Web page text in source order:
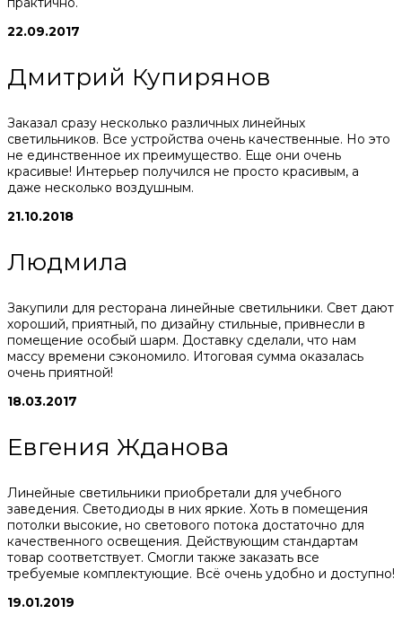
22.09.2017
Дмитрий Купирянов
Заказал сразу несколько различных линейных
светильников. Все устройства очень качественные. Но это
не единственное их преимущество. Еще они очень
красивые! Интерьер получился не просто красивым, а
даже несколько воздушным.
21.10.2018
Людмила
Закупили для ресторана линейные светильники. Свет дают
хороший, приятный, по дизайну стильные, привнесли в
помещение особый шарм. Доставку сделали, что нам
массу времени сэкономило. Итоговая сумма оказалась
очень приятной!
18.03.2017
Евгения Жданова
Линейные светильники приобретали для учебного
заведения. Светодиоды в них яркие. Хоть в помещения
потолки высокие, но светового потока достаточно для
качественного освещения. Действующим стандартам
товар соответствует. Смогли также заказать все
требуемые комплектующие. Всё очень удобно и доступно!
19.01.2019